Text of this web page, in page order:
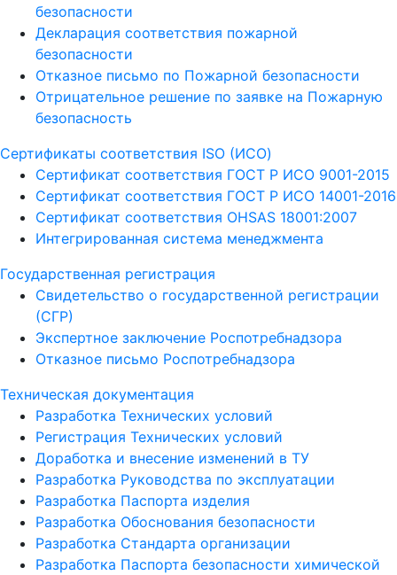
безопасности
Декларация соответствия пожарной
безопасности
Отказное письмо по Пожарной безопасности
Отрицательное решение по заявке на Пожарную
безопасность
Сертификаты соответствия ISO (ИСО)
Сертификат соответствия ГОСТ Р ИСО 9001-2015
Сертификат соответствия ГОСТ Р ИСО 14001-2016
Сертификат соответствия OHSAS 18001:2007
Интегрированная система менеджмента
Государственная регистрация
Свидетельство о государственной регистрации
(СГР)
Экспертное заключение Роспотребнадзора
Отказное письмо Роспотребнадзора
Техническая документация
Разработка Технических условий
Регистрация Технических условий
Доработка и внесение изменений в ТУ
Разработка Руководства по эксплуатации
Разработка Паспорта изделия
Разработка Обоснования безопасности
Разработка Стандарта организации
Разработка Паспорта безопасности химической